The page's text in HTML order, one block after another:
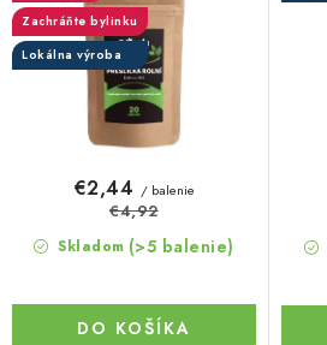
Zachráňte bylinku
Lokálna výroba
Skladom (>5 balenie)
€2,44 / balenie
€4,92
DO KOŠÍKA